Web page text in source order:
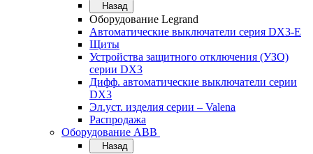
Назад
Оборудование Legrand
Автоматические выключатели серия DX3-E
Щиты
Устройства защитного отключения (УЗО)
серии DX3
Дифф. автоматические выключатели серии
DX3
Эл.уст. изделия серии – Valena
Распродажа
Оборудование АВВ
Назад